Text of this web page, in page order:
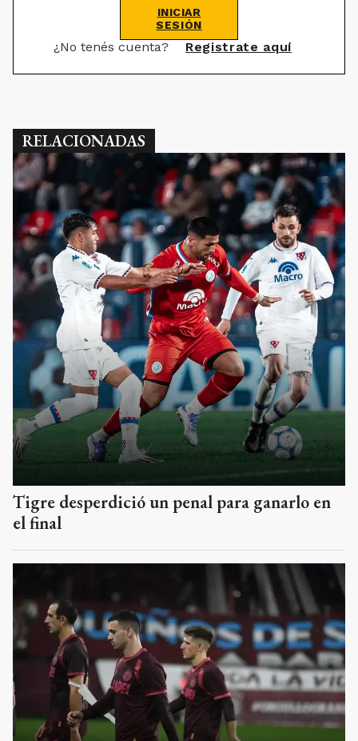
INICIAR
SESIÓN
¿No tenés cuenta? Registrate aquí
RELACIONADAS
Tigre desperdició un penal para ganarlo en
el final